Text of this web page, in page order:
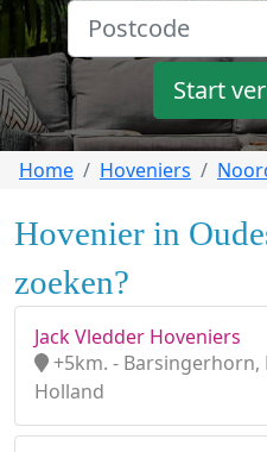
Start
Home Hoveniers
Hovenier in
zoeken?
Jack Vledder Hoveniers
+5km. - Barsingerhorn,
Holland